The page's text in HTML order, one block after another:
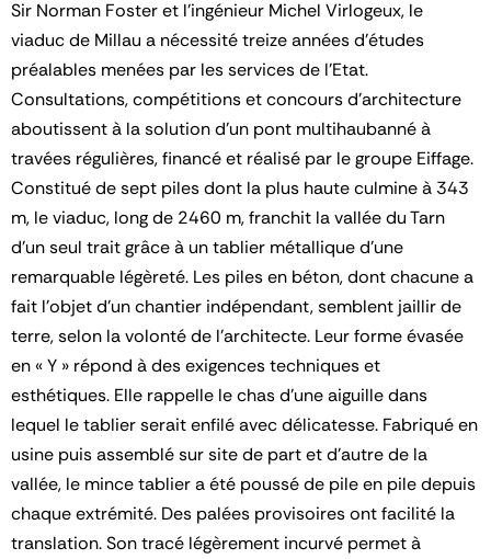
Sir Norman Foster et l’ingénieur Michel Virlogeux, le
viaduc de Millau a nécessité treize années d’études
préalables menées par les services de l’Etat.
Consultations, compétitions et concours d’architecture
aboutissent à la solution d’un pont multihaubanné à
travées régulières, financé et réalisé par le groupe Eiffage.
Constitué de sept piles dont la plus haute culmine à 343
m, le viaduc, long de 2460 m, franchit la vallée du Tarn
d’un seul trait grâce à un tablier métallique d’une
remarquable légèreté. Les piles en béton, dont chacune a
fait l’objet d’un chantier indépendant, semblent jaillir de
terre, selon la volonté de l’architecte. Leur forme évasée
en « Y » répond à des exigences techniques et
esthétiques. Elle rappelle le chas d’une aiguille dans
lequel le tablier serait enfilé avec délicatesse. Fabriqué en
usine puis assemblé sur site de part et d’autre de la
vallée, le mince tablier a été poussé de pile en pile depuis
chaque extrémité. Des palées provisoires ont facilité la
translation. Son tracé légèrement incurvé permet à